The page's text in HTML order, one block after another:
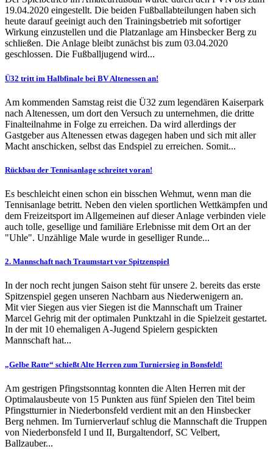
19.04.2020 eingestellt. Die beiden Fußballabteilungen haben sich
heute darauf geeinigt auch den Trainingsbetrieb mit sofortiger
Wirkung einzustellen und die Platzanlage am Hinsbecker Berg zu
schließen. Die Anlage bleibt zunächst bis zum 03.04.2020
geschlossen. Die Fußballjugend wird...
Ü32 tritt im Halbfinale bei BV Altenessen an!
Am kommenden Samstag reist die Ü32 zum legendären Kaiserpark
nach Altenessen, um dort den Versuch zu unternehmen, die dritte
Finalteilnahme in Folge zu erreichen. Da wird allerdings der
Gastgeber aus Altenessen etwas dagegen haben und sich mit aller
Macht anschicken, selbst das Endspiel zu erreichen. Somit...
Rückbau der Tennisanlage schreitet voran!
Es beschleicht einen schon ein bisschen Wehmut, wenn man die
Tennisanlage betritt. Neben den vielen sportlichen Wettkämpfen und
dem Freizeitsport im Allgemeinen auf dieser Anlage verbinden viele
auch tolle, gesellige und familiäre Erlebnisse mit dem Ort an der
"Uhle". Unzählige Male wurde in geselliger Runde...
2. Mannschaft nach Traumstart vor Spitzenspiel
In der noch recht jungen Saison steht für unsere 2. bereits das erste
Spitzenspiel gegen unseren Nachbarn aus Niederwenigern an.
Mit vier Siegen aus vier Siegen ist die Mannschaft um Trainer
Marcel Gehrig mit der optimalen Punktzahl in die Spielzeit gestartet.
In der mit 10 ehemaligen A-Jugend Spielern gespickten
Mannschaft hat...
„Gelbe Ratte“ schießt Alte Herren zum Turniersieg in Bonsfeld!
Am gestrigen Pfingstsonntag konnten die Alten Herren mit der
Optimalausbeute von 15 Punkten aus fünf Spielen den Titel beim
Pfingstturnier in Niederbonsfeld verdient mit an den Hinsbecker
Berg nehmen. Im Turnierverlauf schlug die Mannschaft die Truppen
von Niederbonsfeld I und II, Burgaltendorf, SC Velbert,
Ballzauber...